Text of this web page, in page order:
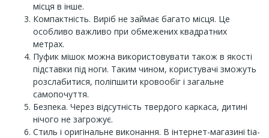
місця в інше.
Компактність. Виріб не займає багато місця. Це
особливо важливо при обмежених квадратних
метрах.
Пуфик мішок можна використовувати також в якості
підставки під ноги. Таким чином, користувачі зможуть
розслабитися, поліпшити кровообіг і загальне
самопочуття.
Безпека. Через відсутність твердого каркаса, дитині
нічого не загрожує.
Стиль і оригінальне виконання. В інтернет-магазині tia-